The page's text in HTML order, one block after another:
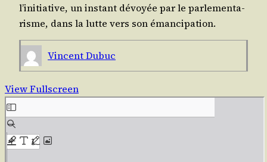
l’initiative, un ins­tant dévoyée par le par­le­men­ta­
risme, dans la lutte vers son émancipation.
Vincent Dubuc
View Fullscreen